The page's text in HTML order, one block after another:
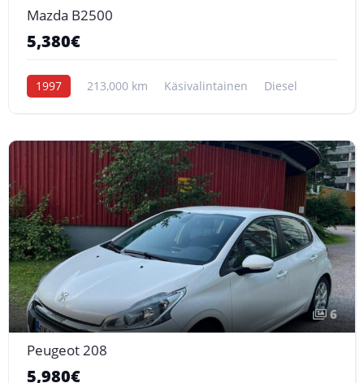
Mazda B2500
5,380€
1997 213,000 km Käsivalintainen Diesel
6
Peugeot 208
5,980€